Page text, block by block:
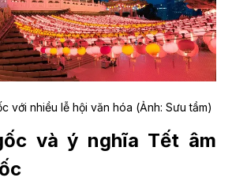
với nhiều lễ hội văn hóa (Ảnh: Sưu tầm)
và ý nghĩa Tết âm